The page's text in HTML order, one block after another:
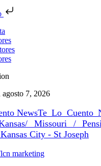
agosto 7, 2026
Te Lo Cuento
Missouri /
City - St Joseph